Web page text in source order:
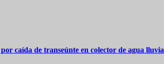
caída de transeúnte en colector de agua lluvia